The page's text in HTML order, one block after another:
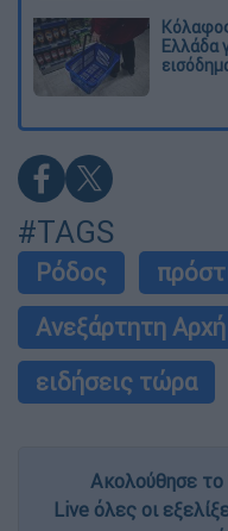
Ελλάδα
#TAGS
Ρόδος
Ανεξάρτητη
ειδήσεις τώρα
Ακολούθησε
Live όλες οι